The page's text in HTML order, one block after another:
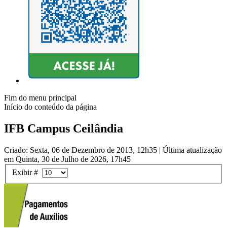
Fim do menu principal
Início do conteúdo da página
IFB Campus Ceilândia
Criado: Sexta, 06 de Dezembro de 2013, 12h35 | Última atualização
em Quinta, 30 de Julho de 2026, 17h45
Exibir #